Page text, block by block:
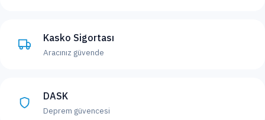
Kasko Sigortası
Aracınız güvende
DASK
Deprem güvencesi